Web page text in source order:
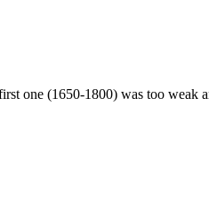
one (1650-1800) was too weak